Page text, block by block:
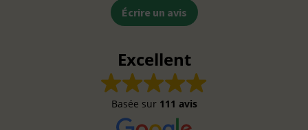
Écrire un avis
Excellent
Basée sur 111 avis